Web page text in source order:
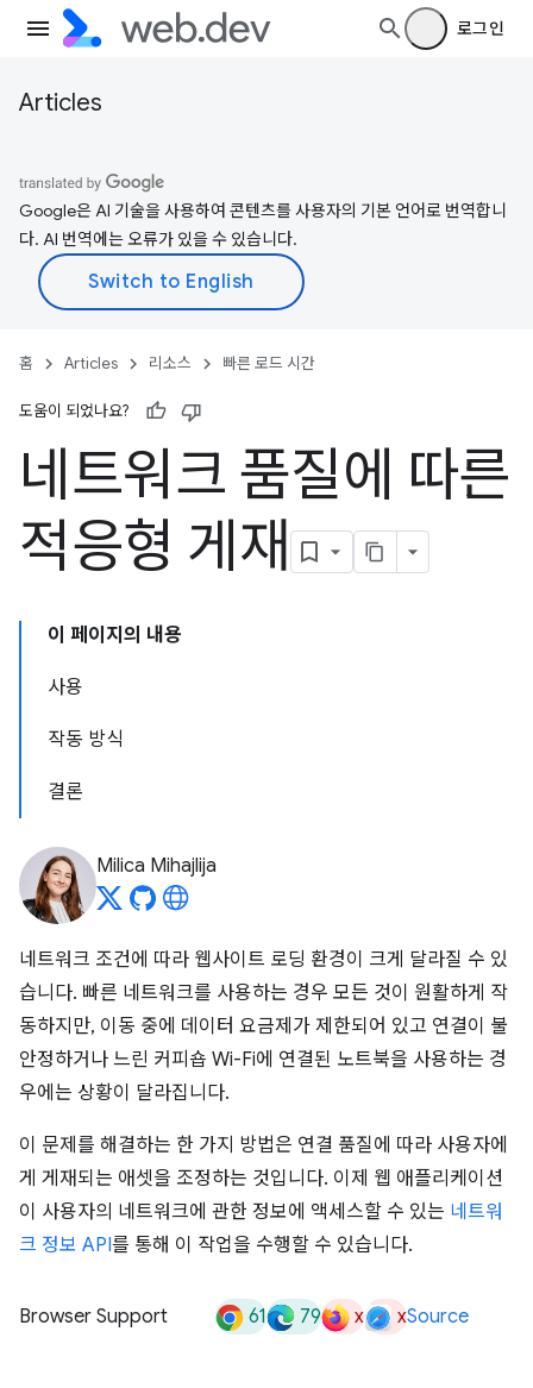
로그인
Articles
Google은 AI 기술을 사용하여 콘텐츠를 사용자의 기본 언어로 번역합니
다. AI 번역에는 오류가 있을 수 있습니다.
홈 Articles 리소스 빠른 로드 시간
도움이 되었나요?
네트워크 품질에 따른
적응형 게재
이 페이지의 내용
사용
작동 방식
결론
Milica Mihajlija
네트워크 조건에 따라 웹사이트 로딩 환경이 크게 달라질 수 있
습니다. 빠른 네트워크를 사용하는 경우 모든 것이 원활하게 작
동하지만, 이동 중에 데이터 요금제가 제한되어 있고 연결이 불
안정하거나 느린 커피숍 Wi-Fi에 연결된 노트북을 사용하는 경
우에는 상황이 달라집니다.
이 문제를 해결하는 한 가지 방법은 연결 품질에 따라 사용자에
게 게재되는 애셋을 조정하는 것입니다. 이제 웹 애플리케이션
이 사용자의 네트워크에 관한 정보에 액세스할 수 있는 네트워
크 정보 API를 통해 이 작업을 수행할 수 있습니다.
Browser Support 61 79 x xSource